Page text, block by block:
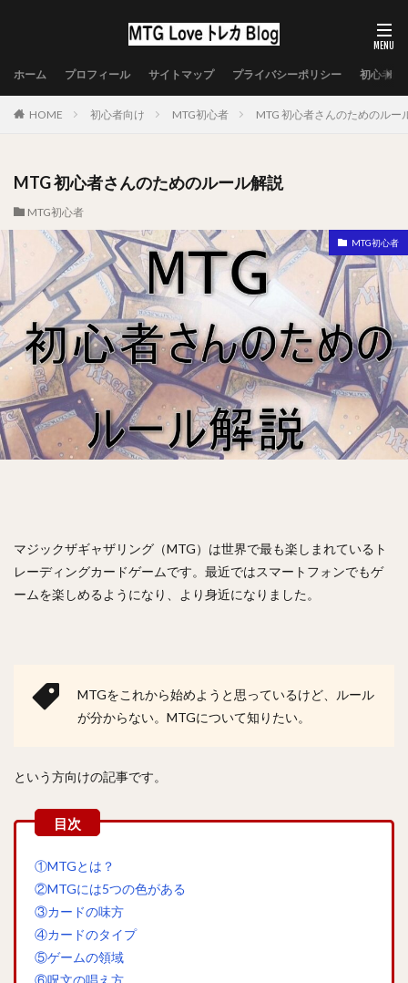
ホーム プロフィール サイトマップ プライバシーポリシー 初心者向
HOME 初心者向け MTG初心者 MTG 初心者さんのためのルー
MTG 初心者さんのためのルール解説
MTG初心者
MTG初心者
マジックザギャザリング（MTG）は世界で最も楽しまれているト
レーディングカードゲームです。最近ではスマートフォンでもゲ
ームを楽しめるようになり、より身近になりました。
MTGをこれから始めようと思っているけど、ルール
が分からない。MTGについて知りたい。
という方向けの記事です。
①MTGとは？
②MTGには5つの色がある
③カードの味方
④カードのタイプ
⑤ゲームの領域
⑥呪文の唱え方